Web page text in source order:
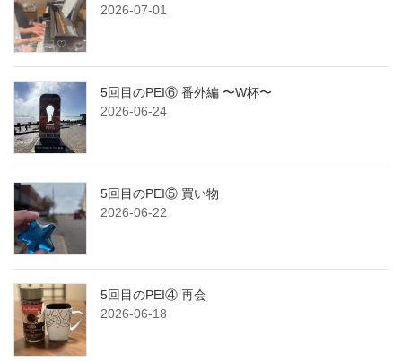
2026-07-01
5回目のPEI⑥ 番外編 〜W杯〜
2026-06-24
5回目のPEI⑤ 買い物
2026-06-22
5回目のPEI④ 再会
2026-06-18